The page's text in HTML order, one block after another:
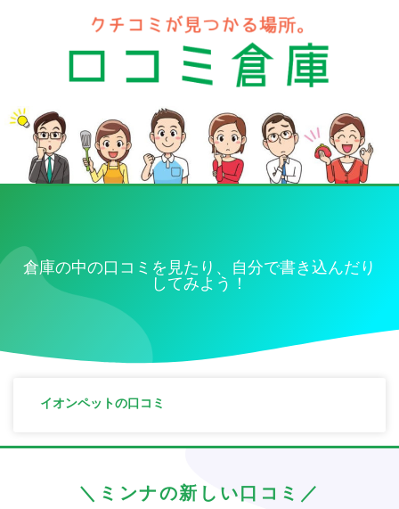
倉庫の中の口コミを見たり、自分で書き込んだり
してみよう！
イオンペットの口コミ
＼ミンナの新しい口コミ／